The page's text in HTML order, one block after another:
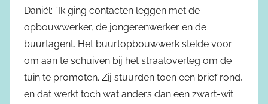
Daniël: “Ik ging contacten leggen met de
opbouwwerker, de jongerenwerker en de
buurtagent. Het buurtopbouwwerk stelde voor
om aan te schuiven bij het straatoverleg om de
tuin te promoten. Zij stuurden toen een brief rond,
en dat werkt toch wat anders dan een zwart-wit